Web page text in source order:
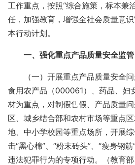
工作重点，按照“综合施策，标本兼
任，加强教育，增强全社会质量意
本行动计划。
一、强化重点产品质量安全监管
（一）开展重点产品质量安全问
食用农产品（000061）、药品、妇
材为重点，对制假售假、产品质量
区、城乡结合部和农村市场等重点
地、中小学校园等重点场所，开展
击“黑心棉”、“粉末砖头”、“瘦身钢
违法犯罪行为的专项行动。（教育